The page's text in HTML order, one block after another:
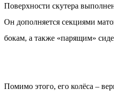
Поверхности скутера
Он дополняется секциями
бокам, а также «парящим»
Помимо этого, его колёса –